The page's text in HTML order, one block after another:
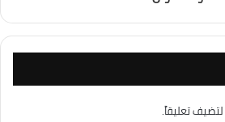
لتضيف تعليقاً.